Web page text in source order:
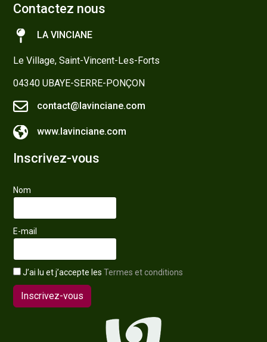
Contactez nous
LA VINCIANE
Le Village, Saint-Vincent-Les-Forts
04340 UBAYE-SERRE-PONÇON
contact@lavinciane.com
www.lavinciane.com
Inscrivez-vous
Nom
E-mail
J’ai lu et j’accepte lesTermes et conditions
Inscrivez-vous